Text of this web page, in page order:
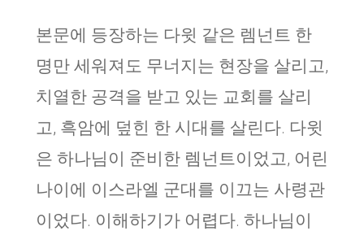
본문에 등장하는 다윗 같은 렘넌트 한
명만 세워져도 무너지는 현장을 살리고,
치열한 공격을 받고 있는 교회를 살리
고, 흑암에 덮힌 한 시대를 살린다. 다윗
은 하나님이 준비한 렘넌트이었고, 어린
나이에 이스라엘 군대를 이끄는 사령관
이었다. 이해하기가 어렵다. 하나님이